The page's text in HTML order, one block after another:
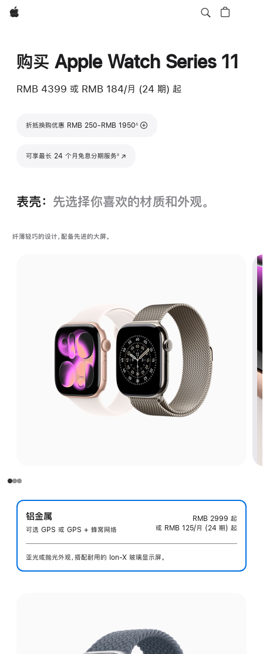
Apple
购买 Apple Watch Series 11
RMB 4399 或 RMB 184/月 (24 期) 起
折抵换购优惠 RMB 250-RMB 1950
脚注
∆
可享最长 24 个月免息分期服务◊
(在新窗口中打开)
表壳： 先选择你喜欢的材质和外观。
纤薄轻巧的设计，配备先进的大屏。
铝金属
可选 GPS 或 GPS + 蜂窝网络
RMB 2999 起
或 RMB 125/月 (24 期) 起
亚光或抛光外观，搭配耐用的 Ion-X 玻璃显示屏。